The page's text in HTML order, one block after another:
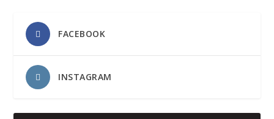
FACEBOOK
INSTAGRAM